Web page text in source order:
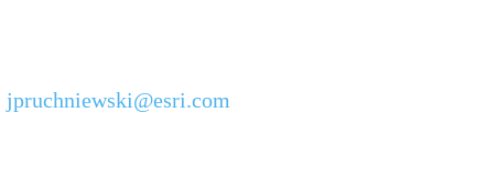
jpruchniewski@esri.com